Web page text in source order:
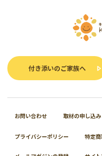
付き添いのご家族へ
お問い合わせ 取材の申し込み
プライバシーポリシー 特定